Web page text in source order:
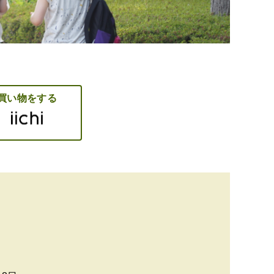
い物をする